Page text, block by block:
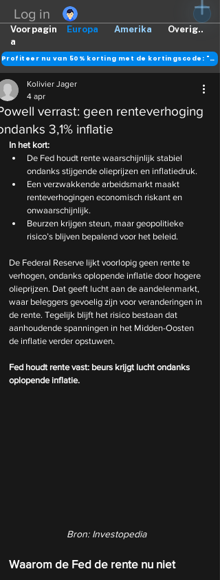
Log in
Europa Amerika Overig..
Voorpagin
a
Profiteer nu van 50% korting met de kortingscode: "DANK"
verrast: geen renteverhoging
3,1% inflatie
Kolivier Jager
4 apr
In het kort:
De Fed houdt rente waarschijnlijk stabiel
ondanks stijgende olieprijzen en inflatiedruk.
Een verzwakkende arbeidsmarkt maakt
renteverhogingen economisch riskant en
onwaarschijnlijk.
Beurzen krijgen steun, maar geopolitieke
risico’s blijven bepalend voor het beleid.
De Federal Reserve lijkt voorlopig geen rente te
verhogen, ondanks oplopende inflatie door hogere
olieprijzen. Dat geeft lucht aan de aandelenmarkt,
waar beleggers gevoelig zijn voor veranderingen in
de rente. Tegelijk blijft het risico bestaan dat
aanhoudende spanningen in het Midden-Oosten
de inflatie verder opstuwen.
Fed houdt rente vast: beurs krijgt lucht ondanks
oplopende inflatie.
Bron: Investopedia
Waarom de Fed de rente nu niet